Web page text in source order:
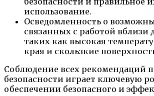
использование.
Осведомленность о
связанных с работой вблизи
таких как высокая
края и скользкие
Соблюдение всех рекомендаций
безопасности играет ключевую
обеспечении безопасного и